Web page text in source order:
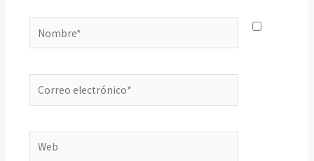
Nombre*
Correo
electrónico*
Web